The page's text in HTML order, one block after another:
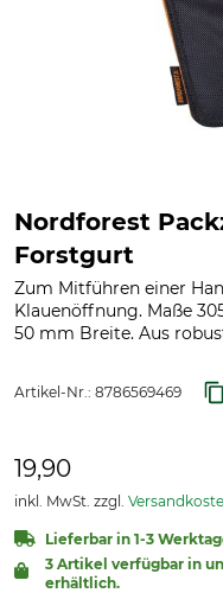
Nordforest
Forstgurt
Zum Mitführen einer
Klauenöffnung. Maße
50 mm Breite. Aus
Artikel-Nr.: 8786569469
19,90
inkl. MwSt. zzgl.
Lieferbar in 1-3
3 Artikel verfügbar in
erhältlich.